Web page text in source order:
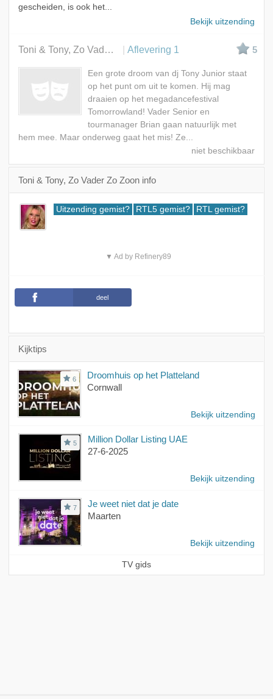
gescheiden, is ook het...
Bekijk uitzending
Toni & Tony, Zo Vader Zo Zoon Aflevering 1 5
Een grote droom van dj Tony Junior staat
op het punt om uit te komen. Hij mag
draaien op het megadancefestival
Tomorrowland! Vader Senior en
tourmanager Brian gaan natuurlijk met
hem mee. Maar onderweg gaat het mis! Ze...
Toni & Tony, Zo Vader Zo Zoon info
Uitzending gemist? RTL5 gemist? RTL gemist?
▼ Ad by Refinery89
deel
Kijktips
6
Droomhuis op het Platteland
Cornwall
Bekijk uitzending
5
Million Dollar Listing UAE
27-6-2025
Bekijk uitzending
7
Je weet niet dat je date
Maarten
Bekijk uitzending
TV gids